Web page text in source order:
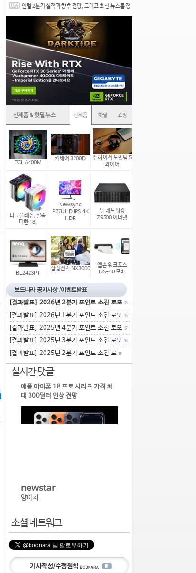
인텔 2분기 실적과 향후 전망, 그리고 최신 뉴스를 정
TCL A400M
커세어 3200D
젠하이저 모멘텀 5
와이어
다크플래쉬, 실속
더한 18,
Newsync
P27UHD IPS 4K
HDR
델 네트워킹
Z9500 이더넷
BL2423PT
삼성전자 NX3000
엡손 워크포스
DS-40 모바
[결과발표] 2026년 2분기 포인트 소진 로또 13
[결과발표] 2026년 1분기 포인트 소진 로또 15
[결과발표] 2025년 4분기 포인트 소진 로또 17
[결과발표] 2025년 3분기 포인트 소진 로또 16
[결과발표] 2025년 2분기 포인트 소진 로 18
실시간 댓글
애플 아이폰 18 프로 시리즈 가격 최
대 300달러 인상 전망
newstar
양아치
소셜 네트워크